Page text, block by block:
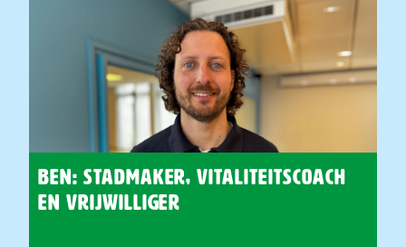
Ben: stadmaker, vitaliteitscoach
en vrijwilliger